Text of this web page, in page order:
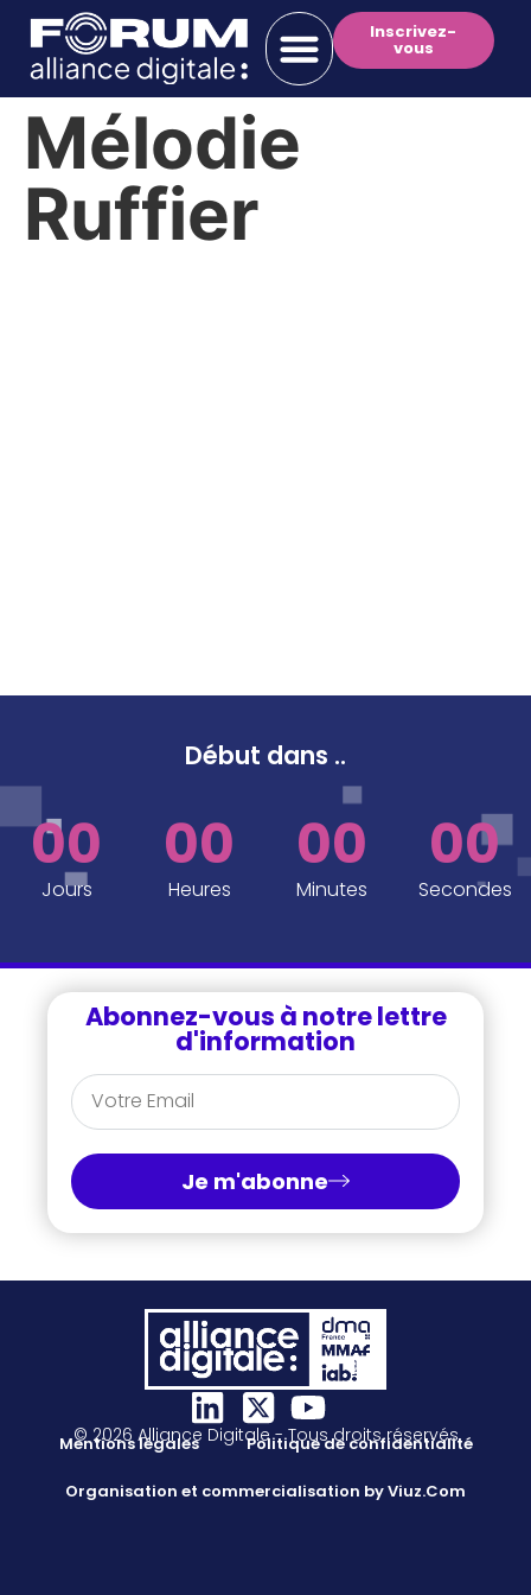
Inscrivez-
vous
Mélodie
Ruffier
Début dans ..
00
Jours
00
Heures
00
Minutes
00
Secondes
Abonnez-vous à notre lettre
d'information
Je m'abonne
© 2026 Alliance Digitale - Tous droits réservés
Mentions légales Politique de confidentialité
Organisation et commercialisation by Viuz.Com